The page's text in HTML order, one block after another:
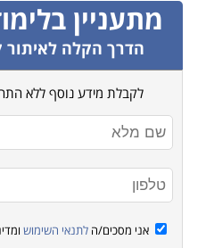
מתעניין
הדרך הקלה לאיתור
לקבלת מידע נוסף ללא
אני מסכים/הלתנאי השימוש